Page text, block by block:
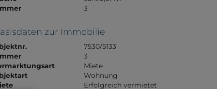
3
zur Immobilie
7530/5133
3
Miete
Wohnung
Erfolgreich vermietet